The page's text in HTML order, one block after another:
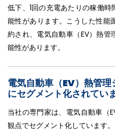
低下、1回の充電あたりの稼働
能性があります。こうした性能
約され、電気自動車（EV）熱
能性があります。
電気自動車（EV）熱管
にセグメント化されてい
当社の専門家は、電気自動車（
観点でセグメント化しています。